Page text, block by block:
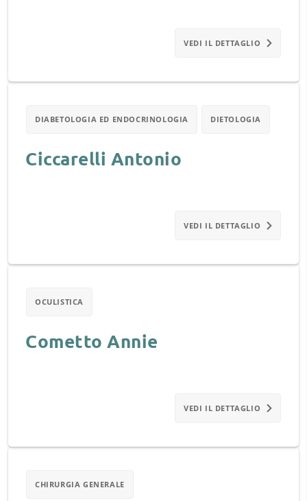
VEDI IL DETTAGLIO
DIABETOLOGIA ED ENDOCRINOLOGIA DIETOLOGIA
Ciccarelli Antonio
VEDI IL DETTAGLIO
OCULISTICA
Cometto Annie
VEDI IL DETTAGLIO
CHIRURGIA GENERALE